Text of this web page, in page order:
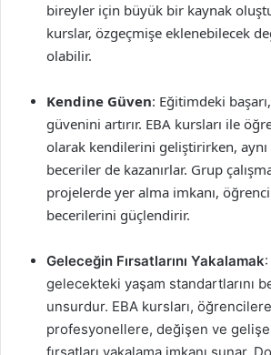
bireyler için büyük bir kaynak
kurslar, özgeçmişe eklenebilecek
olabilir.
Kendine Güven: Eğitimdeki
güvenini artırır. EBA kursları ile
olarak kendilerini geliştirirken, aynı
beceriler de kazanırlar. Grup
projelerde yer alma imkanı,
becerilerini güçlendirir.
Geleceğin Fırsatlarını Yakalamak
gelecekteki yaşam standartlarını
unsurdur. EBA kursları,
profesyonellere, değişen ve